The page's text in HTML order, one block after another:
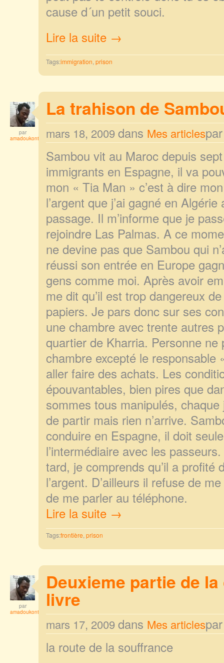
cause d´un petit souci.
Lire la suite →
Tags:immigration, prison
par
amadoukonta
La trahison de
mars 18, 2009 dans Mes articles
Sambou vit au Maroc depuis
immigrants en Espagne, il va
mon « Tia Man » c’est à dire
l’argent que j’ai gagné en
passage. Il m’informe que je
rejoindre Las Palmas. A ce
ne devine pas que Sambou qui
réussi son entrée en Europe
gens comme moi. Après avoir
me dit qu’il est trop dangereux
papiers. Je pars donc sur ses
une chambre avec trente autres
quartier de Kharria. Personne
chambre excepté le responsable
aller faire des achats. Les
épouvantables, bien pires que
sommes tous manipulés,
de partir mais rien n’arrive.
conduire en Espagne, il doit
l’intermédiaire avec les
tard, je comprends qu’il a profité
l’argent. D’ailleurs il refuse de
de me parler au téléphone.
Lire la suite →
Tags:frontière, prison
par
amadoukonta
Deuxieme partie de
livre
mars 17, 2009 dans Mes articles
la route de la souffrance